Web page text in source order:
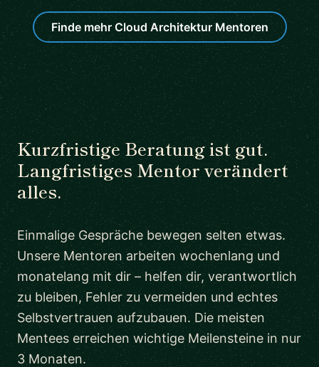
Finde mehr Cloud Architektur Mentoren
Kurzfristige Beratung ist gut.
Langfristiges Mentor verändert
alles.
Einmalige Gespräche bewegen selten etwas.
Unsere Mentoren arbeiten wochenlang und
monatelang mit dir – helfen dir, verantwortlich
zu bleiben, Fehler zu vermeiden und echtes
Selbstvertrauen aufzubauen. Die meisten
Mentees erreichen wichtige Meilensteine in nur
3 Monaten.